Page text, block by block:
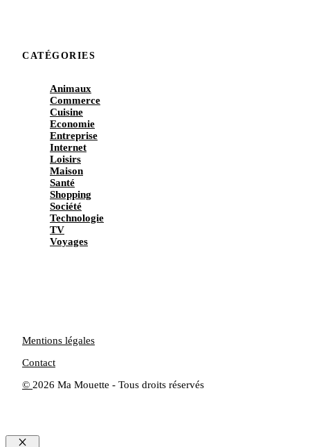
CATÉGORIES
Animaux
Commerce
Cuisine
Economie
Entreprise
Internet
Loisirs
Maison
Santé
Shopping
Société
Technologie
TV
Voyages
© 2026 Ma Mouette - Tous droits réservés
Mentions légales
Contact